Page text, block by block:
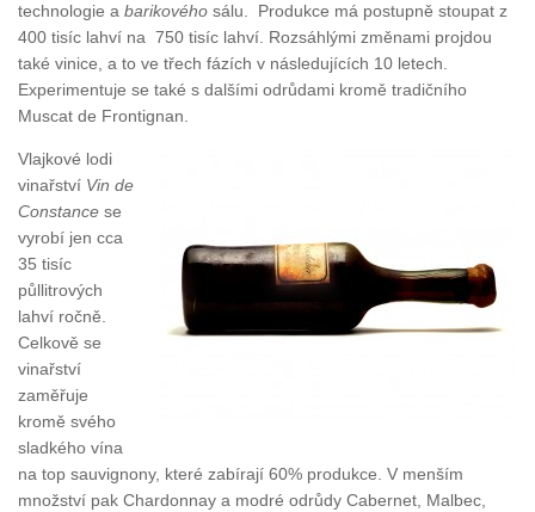
technologie a barikového sálu. Produkce má postupně stoupat z
400 tisíc lahví na 750 tisíc lahví. Rozsáhlými změnami projdou
také vinice, a to ve třech fázích v následujících 10 letech.
Experimentuje se také s dalšími odrůdami kromě tradičního
Muscat de Frontignan.
Vlajkové lodi
vinařství Vin de
Constance se
vyrobí jen cca
35 tisíc
půllitrových
lahví ročně.
Celkově se
vinařství
zaměřuje
kromě svého
sladkého vína
na top sauvignony, které zabírají 60% produkce. V menším
množství pak Chardonnay a modré odrůdy Cabernet, Malbec,